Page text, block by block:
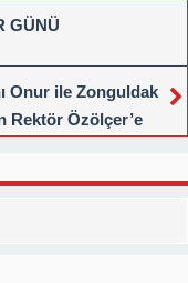
GÜNÜ
Onur ile Zonguldak
Rektör Özölçer’e